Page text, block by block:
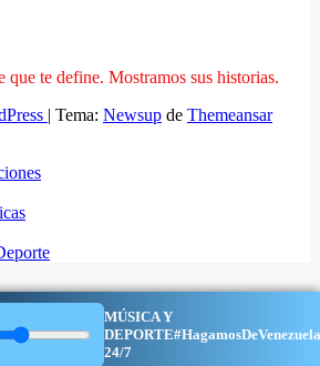
MÚSICA Y
DEPORTE
24/7
que te define. Mostramos sus historias.
| Tema: Newsup de Themeansar